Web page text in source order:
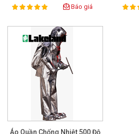
Vest Lakeland
Rating:
100% Báo giá 100%
Áo Quần Chống Nhiệt 500 Độ